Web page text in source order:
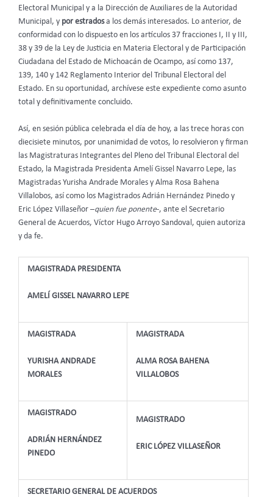
Electoral Municipal y a la Dirección de Auxiliares de la Autoridad
Municipal, y por estradosa los demás interesados. Lo anterior, de
conformidad con lo dispuesto en los artículos 37 fracciones I, II y III,
38 y 39 de la Ley de Justicia en Materia Electoral y de Participación
Ciudadana del Estado de Michoacán de Ocampo, así como 137,
139, 140 y 142 Reglamento Interior del Tribunal Electoral del
Estado. En su oportunidad, archívese este expediente como asunto
total y definitivamente concluido.
Así, en sesión pública celebrada el día de hoy, a las trece horas con
diecisiete minutos, por unanimidad de votos, lo resolvieron y firman
las Magistraturas Integrantes del Pleno del Tribunal Electoral del
Estado, la Magistrada Presidenta Amelí Gissel Navarro Lepe, las
Magistradas Yurisha Andrade Morales y Alma Rosa Bahena
Villalobos, así como los Magistrados Adrián Hernández Pinedo y
Eric López Villaseñor –quien fue ponente-, ante el Secretario
General de Acuerdos, Víctor Hugo Arroyo Sandoval, quien autoriza
y da fe.
MAGISTRADA PRESIDENTA
AMELÍ GISSEL NAVARRO LEPE
MAGISTRADA
YURISHA ANDRADE
MORALES
MAGISTRADA
ALMA ROSA BAHENA
VILLALOBOS
MAGISTRADO
ADRIÁN HERNÁNDEZ
PINEDO
MAGISTRADO
ERIC LÓPEZ VILLASEÑOR
SECRETARIO GENERAL DE ACUERDOS